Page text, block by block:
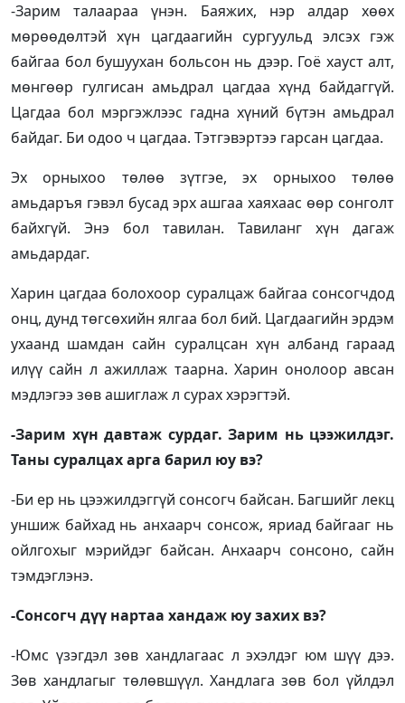
-Зарим талаараа үнэн. Баяжих, нэр алдар хөөх
мөрөөдөлтэй хүн цагдаагийн сургуульд элсэх гэж
байгаа бол бушуухан больсон нь дээр. Гоё хауст алт,
мөнгөөр гулгисан амьдрал цагдаа хүнд байдаггүй.
Цагдаа бол мэргэжлээс гадна хүний бүтэн амьдрал
байдаг. Би одоо ч цагдаа. Тэтгэвэртээ гарсан цагдаа.
Эх орныхоо төлөө зүтгэе, эх орныхоо төлөө
амьдаръя гэвэл бусад эрх ашгаа хаяхаас өөр сонголт
байхгүй. Энэ бол тавилан. Тавиланг хүн дагаж
амьдардаг.
Харин цагдаа болохоор суралцаж байгаа сонсогчдод
онц, дунд төгсөхийн ялгаа бол бий. Цагдаагийн эрдэм
ухаанд шамдан сайн суралцсан хүн албанд гараад
илүү сайн л ажиллаж таарна. Харин онолоор авсан
мэдлэгээ зөв ашиглаж л сурах хэрэгтэй.
-Зарим хүн давтаж сурдаг. Зарим нь цээжилдэг.
Таны суралцах арга барил юу вэ?
-Би ер нь цээжилдэггүй сонсогч байсан. Багшийг лекц
уншиж байхад нь анхаарч сонсож, яриад байгааг нь
ойлгохыг мэрийдэг байсан. Анхаарч сонсоно, сайн
тэмдэглэнэ.
-Сонсогч дүү нартаа хандаж юу захих вэ?
-Юмс үзэгдэл зөв хандлагаас л эхэлдэг юм шүү дээ.
Зөв хандлагыг төлөвшүүл. Хандлага зөв бол үйлдэл